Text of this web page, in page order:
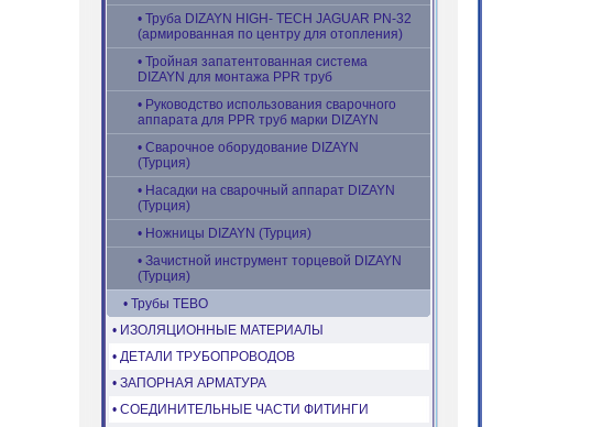
• Труба DIZAYN HIGH- TECH JAGUAR PN-32
(армированная по центру для отопления)
• Тройная запатентованная система
DIZAYN для монтажа PPR труб
• Руководство использования сварочного
аппарата для PPR труб марки DIZAYN
• Сварочное оборудование DIZAYN
(Турция)
• Насадки на сварочный аппарат DIZAYN
(Турция)
• Ножницы DIZAYN (Турция)
• Зачистной инструмент торцевой DIZAYN
(Турция)
• Трубы TEBO
• ИЗОЛЯЦИОННЫЕ МАТЕРИАЛЫ
• ДЕТАЛИ ТРУБОПРОВОДОВ
• ЗАПОРНАЯ АРМАТУРА
• СОЕДИНИТЕЛЬНЫЕ ЧАСТИ ФИТИНГИ